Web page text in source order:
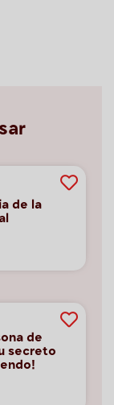
de la
de
secreto